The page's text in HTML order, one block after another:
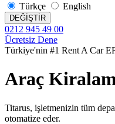
Türkçe
English
DEĞİŞTİR
0212 945 49 00
Ücretsiz Dene
Türkiye'nin #1 Rent A Car
Araç
Titarus, işletmenizin tüm
otomatize eder.